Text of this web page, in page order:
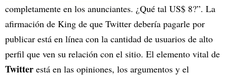
completamente en los anunciantes. ¿Qué tal US$ 8?”. La
afirmación de King de que Twitter debería pagarle por
publicar está en línea con la cantidad de usuarios de alto
perfil que ven su relación con el sitio. El elemento vital de
Twitter está en las opiniones, los argumentos y el